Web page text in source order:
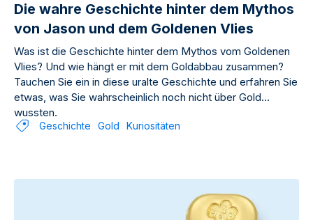
Die wahre Geschichte hinter dem Mythos
von Jason und dem Goldenen Vlies
Was ist die Geschichte hinter dem Mythos vom Goldenen
Vlies? Und wie hängt er mit dem Goldabbau zusammen?
Tauchen Sie ein in diese uralte Geschichte und erfahren Sie
etwas, was Sie wahrscheinlich noch nicht über Gold
wussten.
Geschichte Gold Kuriositäten